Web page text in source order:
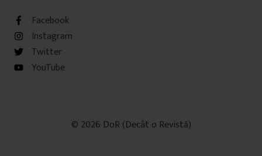
Facebook
Instagram
Twitter
YouTube
© 2026 DoR (Decât o Revistă)